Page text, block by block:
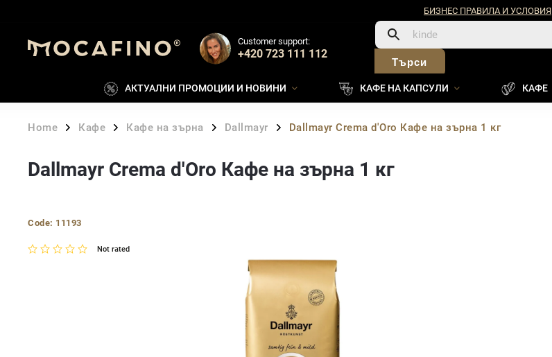
БИЗНЕС ПРАВИЛА И УСЛОВИЯ
Customer support:
+420 723 111 112
Търси
АКТУАЛНИ ПРОМОЦИИ И НОВИНИ КАФЕ НА КАПСУЛИ КАФЕ
Home / Кафе / Кафе на зърна / Dallmayr / Dallmayr Crema d'Oro Кафе на зърна 1 кг
Dallmayr Crema d'Oro Кафе на зърна 1 кг
Code: 11193
Not rated